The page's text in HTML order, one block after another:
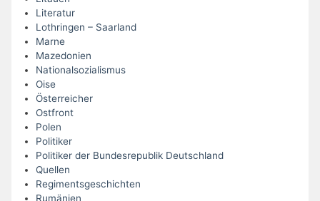
Literatur
Lothringen – Saarland
Marne
Mazedonien
Nationalsozialismus
Oise
Österreicher
Ostfront
Polen
Politiker
Politiker der Bundesrepublik Deutschland
Quellen
Regimentsgeschichten
Rumänien